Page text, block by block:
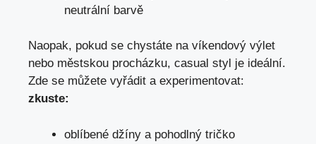
neutrální barvě
Naopak, pokud se chystáte na ‍víkendový výlet
⁣nebo městskou ‍procházku, casual ‍styl‍ je ⁢ideální.
Zde se‌ můžete vyřádit a experimentovat:
zkuste:
oblíbené džíny a pohodlný tričko